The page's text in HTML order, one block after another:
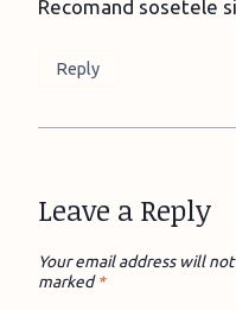
Recomand sosetele
Reply
Leave a Reply
Your email address will
marked*